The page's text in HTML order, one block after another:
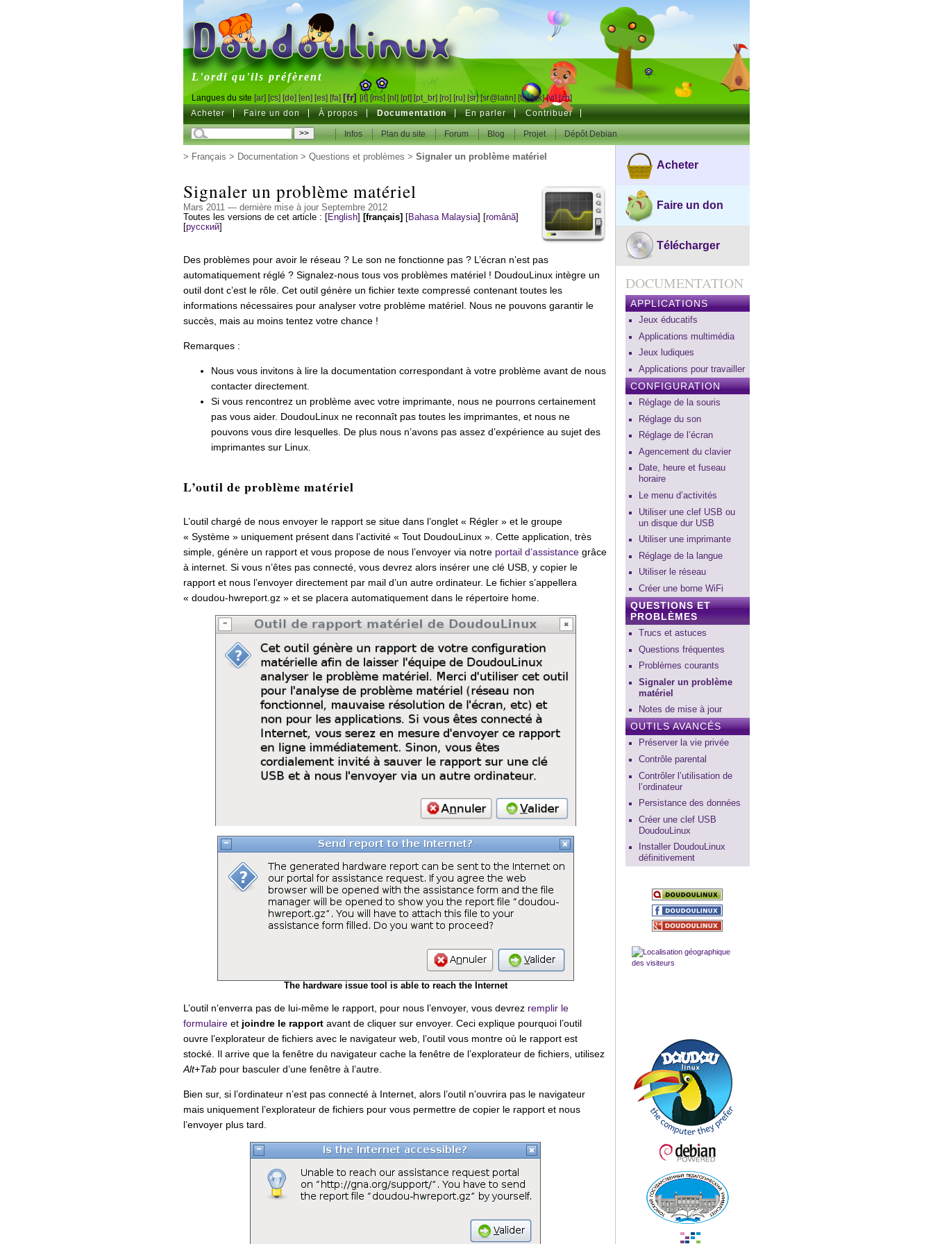
DoudouLinux
L'ordi qu'ils préfèrent
Langues du site [ar] [cs] [de] [en] [es] [fa] [fr] [it] [ms] [nl] [pt] [pt_br] [ro] [ru] [sr] [sr@latin] [th] [uk] [vi] [zh]
Acheter Faire un don À propos Documentation En parler Contribuer
Infos Plan du site Forum Blog Projet Dépôt Debian
> Français > Documentation> Questions et problèmes > Signaler un problème matériel
Signaler un problème matériel
Mars 2011 — dernière mise à jour Septembre 2012
Toutes les versions de cet article :
English] [français] Bahasa Malaysia] română]
русский]
Des problèmes pour avoir le réseau ? Le son ne fonctionne pas ? L’écran n’est pas
automatiquement réglé ? Signalez-nous tous vos problèmes matériel ! DoudouLinux intègre un
outil dont c’est le rôle. Cet outil génère un fichier texte compressé contenant toutes les
informations nécessaires pour analyser votre problème matériel. Nous ne pouvons garantir le
succès, mais au moins tentez votre chance !
Remarques :
Nous vous invitons à lire la documentation correspondant à votre problème avant de nous
contacter directement.
Si vous rencontrez un problème avec votre imprimante, nous ne pourrons certainement
pas vous aider. DoudouLinux ne reconnaît pas toutes les imprimantes, et nous ne
pouvons vous dire lesquelles. De plus nous n’avons pas assez d’expérience au sujet des
imprimantes sur Linux.
L’outil de problème matériel
L’outil chargé de nous envoyer le rapport se situe dans l’onglet « Régler » et le groupe
« Système » uniquement présent dans l’activité « Tout DoudouLinux ». Cette application, très
simple, génère un rapport et vous propose de nous l’envoyer via notre portail d’assistancegrâce
à internet. Si vous n’êtes pas connecté, vous devrez alors insérer une clé USB, y copier le
rapport et nous l’envoyer directement par mail d’un autre ordinateur. Le fichier s’appellera
« doudou-hwreport.gz » et se placera automatiquement dans le répertoire home.
The hardware issue tool is able to reach the Internet
L’outil n’enverra pas de lui-même le rapport, pour nous l’envoyer, vous devrez remplir le
formulaireet joindre le rapportavant de cliquer sur envoyer. Ceci explique pourquoi l’outil
ouvre l’explorateur de fichiers avec le navigateur web, l’outil vous montre où le rapport est
stocké. Il arrive que la fenêtre du navigateur cache la fenêtre de l’explorateur de fichiers, utilisez
Alt+Tabpour basculer d’une fenêtre à l’autre.
Bien sur, si l’ordinateur n’est pas connecté à Internet, alors l’outil n’ouvrira pas le navigateur
mais uniquement l’explorateur de fichiers pour vous permettre de copier le rapport et nous
l’envoyer plus tard.
Acheter
Faire un don
Télécharger
DOCUMENTATION
APPLICATIONS
Jeux éducatifs
Applications multimédia
Jeux ludiques
Applications pour travailler
CONFIGURATION
Réglage de la souris
Réglage du son
Réglage de l’écran
Agencement du clavier
Date, heure et fuseau
horaire
Le menu d’activités
Utiliser une clef USB ou
un disque dur USB
Utiliser une imprimante
Réglage de la langue
Utiliser le réseau
Créer une borne WiFi
QUESTIONS ET
PROBLÈMES
Trucs et astuces
Questions fréquentes
Problèmes courants
Signaler un problème
matériel
Notes de mise à jour
OUTILS AVANCÉS
Préserver la vie privée
Contrôle parental
Contrôler l’utilisation de
l’ordinateur
Persistance des données
Créer une clef USB
DoudouLinux
Installer DoudouLinux
définitivement